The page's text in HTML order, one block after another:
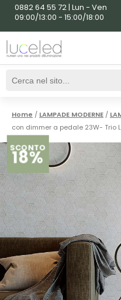
0882 64 55 72 | Lun - Ven
09:00/13:00 - 15:00/18:00
Home / LAMPADE MODERNE /
con dimmer a pedale 23W- Trio
SCONTO
18%